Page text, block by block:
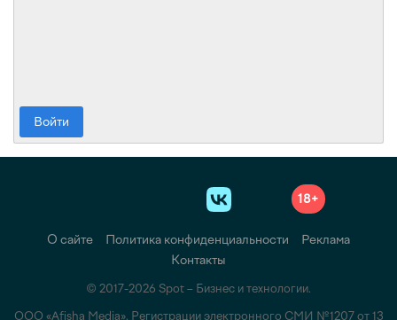
Войти
18+
О сайте Политика конфиденциальности
Реклама
Контакты
© 2017-2026 Spot – Бизнес и технологии.
ООО «Afisha Media». Регистрации электронного СМИ №1207 от 13